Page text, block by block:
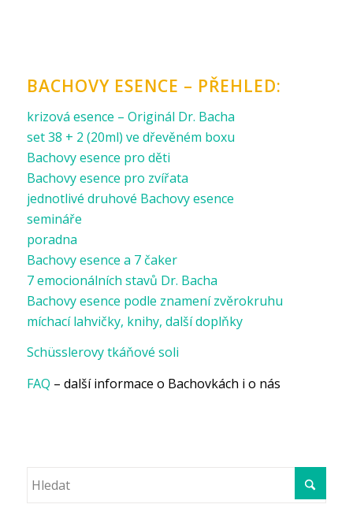
BACHOVY ESENCE – PŘEHLED:
krizová esence – Originál Dr. Bacha
set 38 + 2 (20ml) ve dřevěném boxu
Bachovy esence pro děti
Bachovy esence pro zvířata
jednotlivé druhové Bachovy esence
semináře
poradna
Bachovy esence a 7 čaker
7 emocionálních stavů Dr. Bacha
Bachovy esence podle znamení zvěrokruhu
míchací lahvičky, knihy, další doplňky
Schüsslerovy tkáňové soli
FAQ – další informace o Bachovkách i o nás